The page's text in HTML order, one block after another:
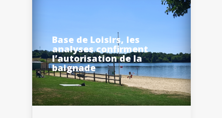
Base de Loisirs, les
analyses confirment
l’autorisation de la
baignade